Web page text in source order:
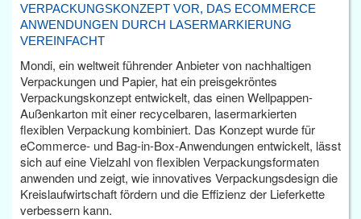
VERPACKUNGSKONZEPT VOR, DAS ECOMMERCE
ANWENDUNGEN DURCH LASERMARKIERUNG
VEREINFACHT
Mondi, ein weltweit führender Anbieter von nachhaltigen
Verpackungen und Papier, hat ein preisgekröntes
Verpackungskonzept entwickelt, das einen Wellpappen-
Außenkarton mit einer recycelbaren, lasermarkierten
flexiblen Verpackung kombiniert. Das Konzept wurde für
eCommerce- und Bag-in-Box-Anwendungen entwickelt, lässt
sich auf eine Vielzahl von flexiblen Verpackungsformaten
anwenden und zeigt, wie innovatives Verpackungsdesign die
Kreislaufwirtschaft fördern und die Effizienz der Lieferkette
verbessern kann.